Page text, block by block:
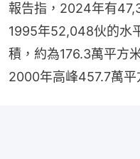
報告指，2024年有
1995年52,048伙的水
積，約為176.3萬平方
2000年高峰457.7萬平